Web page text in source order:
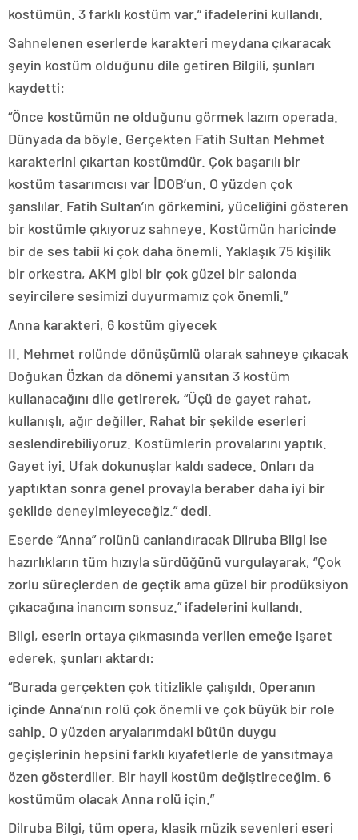
kostümün. 3 farklı kostüm var.” ifadelerini kullandı.
Sahnelenen eserlerde karakteri meydana çıkaracak
şeyin kostüm olduğunu dile getiren Bilgili, şunları
kaydetti:
“Önce kostümün ne olduğunu görmek lazım operada.
Dünyada da böyle. Gerçekten Fatih Sultan Mehmet
karakterini çıkartan kostümdür. Çok başarılı bir
kostüm tasarımcısı var İDOB’un. O yüzden çok
şanslılar. Fatih Sultan’ın görkemini, yüceliğini gösteren
bir kostümle çıkıyoruz sahneye. Kostümün haricinde
bir de ses tabii ki çok daha önemli. Yaklaşık 75 kişilik
bir orkestra, AKM gibi bir çok güzel bir salonda
seyircilere sesimizi duyurmamız çok önemli.”
Anna karakteri, 6 kostüm giyecek
II. Mehmet rolünde dönüşümlü olarak sahneye çıkacak
Doğukan Özkan da dönemi yansıtan 3 kostüm
kullanacağını dile getirerek, “Üçü de gayet rahat,
kullanışlı, ağır değiller. Rahat bir şekilde eserleri
seslendirebiliyoruz. Kostümlerin provalarını yaptık.
Gayet iyi. Ufak dokunuşlar kaldı sadece. Onları da
yaptıktan sonra genel provayla beraber daha iyi bir
şekilde deneyimleyeceğiz.” dedi.
Eserde “Anna” rolünü canlandıracak Dilruba Bilgi ise
hazırlıkların tüm hızıyla sürdüğünü vurgulayarak, “Çok
zorlu süreçlerden de geçtik ama güzel bir prodüksiyon
çıkacağına inancım sonsuz.” ifadelerini kullandı.
Bilgi, eserin ortaya çıkmasında verilen emeğe işaret
ederek, şunları aktardı:
“Burada gerçekten çok titizlikle çalışıldı. Operanın
içinde Anna’nın rolü çok önemli ve çok büyük bir role
sahip. O yüzden aryalarımdaki bütün duygu
geçişlerinin hepsini farklı kıyafetlerle de yansıtmaya
özen gösterdiler. Bir hayli kostüm değiştireceğim. 6
kostümüm olacak Anna rolü için.”
Dilruba Bilgi, tüm opera, klasik müzik sevenleri eseri